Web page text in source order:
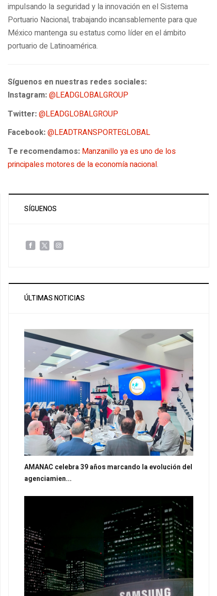
impulsando la seguridad y la innovación en el Sistema
Portuario Nacional, trabajando incansablemente para que
México mantenga su estatus como líder en el ámbito
portuario de Latinoamérica.
Síguenos en nuestras redes sociales:
Instagram:@LEADGLOBALGROUP
Twitter:@LEADGLOBALGROUP
Facebook:@LEADTRANSPORTEGLOBAL
Te recomendamos: Manzanillo ya es uno de los
principales motores de la economía nacional.
SÍGUENOS
ÚLTIMAS NOTICIAS
AMANAC celebra 39 años marcando la evolución del
agenciamien...